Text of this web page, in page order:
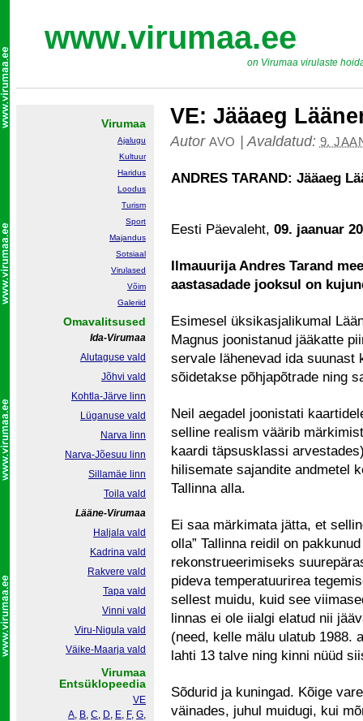
www.virumaa.ee
on Virumaa virulaste
VE: Jääaeg
Autor AVO |Avaldatud: 9.
ANDRES TARAND: Jääaeg
Eesti Päevaleht, 09. jaanuar
Ilmauurija Andres Tarand
aastasadade jooksul on
Esimesel üksikasjalikumal
Magnus joonistanud jääkatte
servale lähenevad ida suunast
sõidetakse põhjapõtrade ning
Neil aegadel joonistati
selline realism väärib
kaardi täpsusklassi
hilisemate sajandite andmetel
Tallinna alla.
Ei saa märkimata jätta, et
olla” Tallinna reidil on
rekonstrueerimiseks
pideva temperatuurirea
sellest muidu, kuid see
linnas ei ole iialgi elatud nii
(need, kelle mälu ulatub 1988.
lahti 13 talve ning kinni nüüd
Sõdurid ja kuningad. Kõige
väinades, juhul muidugi, kui
Virumaa
Ajalugu
Kultuur
Haridus
Loodus
Turism
Sport
Majandus
Sotsiaal
Virulased
Võim
Galeriid
Omavalitsused
Ida-Virumaa
Alutaguse vald
Jõhvi vald
Kohtla-Järve linn
Lüganuse vald
Narva linn
Narva-Jõesuu linn
Sillamäe linn
Toila vald
Lääne-Virumaa
Haljala vald
Kadrina vald
Rakvere vald
Tapa vald
Vinni vald
Viru-Nigula vald
Väike-Maarja vald
Virumaa
Entsüklopeedia
VE
A, B, C, D, E, F, G,